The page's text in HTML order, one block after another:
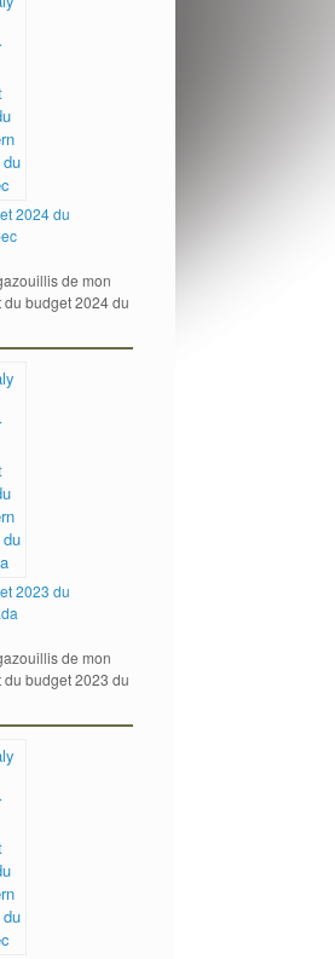
2024 du
de mon
budget 2024 du
2023 du
de mon
budget 2023 du